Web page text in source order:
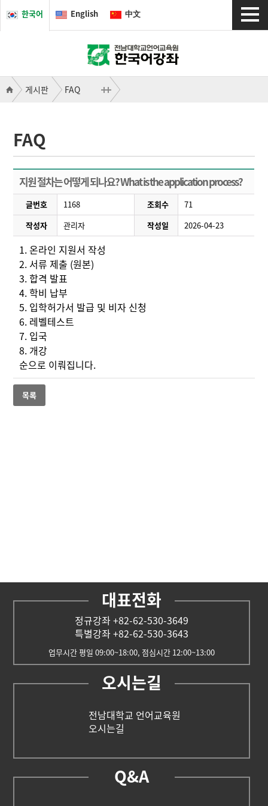
한국어 English 中文
게시판 FAQ
FAQ
지원 절차는 어떻게 되나요? What is the application process?
글번호 1168 조회수
71
작성자
관리자 작성일 2026-04-23
1. 온라인 지원서 작성
2. 서류 제출 (원본)
3. 합격 발표
4. 학비 납부
5. 입학허가서 발급 및 비자 신청
6. 레벨테스트
7. 입국
8. 개강
순으로 이뤄집니다.
목록
대표전화
정규강좌 +82-62-530-3649
특별강좌 +82-62-530-3643
업무시간 평일 09:00~18:00, 점심시간 12:00~13:00
오시는길
전남대학교 언어교육원
오시는길
Q&A